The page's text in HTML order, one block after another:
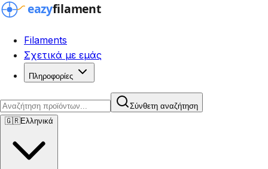
Filaments
Σχετικά με εμάς
Πληροφορίες
Σύνθετη αναζήτηση
🇬🇷Ελληνικά